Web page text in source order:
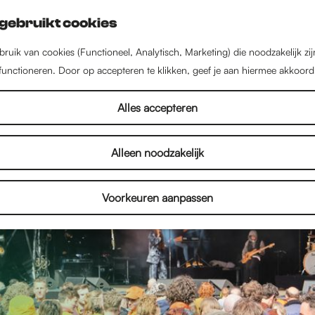
cookies
van cookies (Functioneel, Analytisch, Marketing) die noodzakelijk
Door op accepteren te klikken, geef je aan hiermee
Alles accepteren
Alleen noodzakelijk
Voorkeuren aanpassen